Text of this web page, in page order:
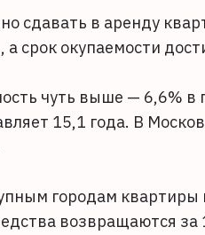
сдавать в аренду
а срок окупаемости
чуть выше — 6,6% в
15,1 года. В
городам
возвращаются за